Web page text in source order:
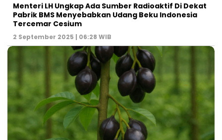
Menteri LH Ungkap Ada Sumber Radioaktif Di Dekat
Pabrik BMS Menyebabkan Udang Beku Indonesia
Tercemar Cesium
2 September 2025 | 06:28 WIB